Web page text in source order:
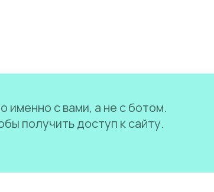
с вами, а не с ботом.
получить доступ к сайту.